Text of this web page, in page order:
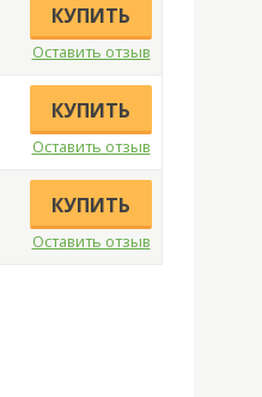
КУПИТЬ
Оставить отзыв
КУПИТЬ
Оставить отзыв
КУПИТЬ
Оставить отзыв